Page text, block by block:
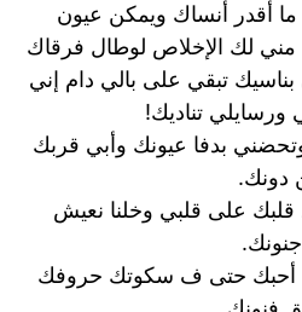
أقدر أنساك ويمكن عيون
لك الإخلاص لوطال فرقاك
تبقي على بالي دام إني
ورسايلي تناديك!
بدفا عيونك وأبي قربك
دونك.
على قلبي وخلنا نعيش
حتى ف سكوتك حروفك